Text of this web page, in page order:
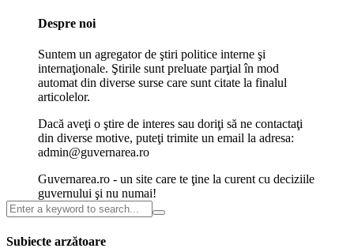
Despre noi
Suntem un agregator de ştiri politice interne şi
internaţionale. Ştirile sunt preluate parţial în mod
automat din diverse surse care sunt citate la finalul
articolelor.
Dacă aveţi o ştire de interes sau doriţi să ne contactaţi
din diverse motive, puteţi trimite un email la adresa:
admin@guvernarea.ro
Guvernarea.ro - un site care te ţine la curent cu deciziile
guvernului şi nu numai!
Subiecte arzătoare